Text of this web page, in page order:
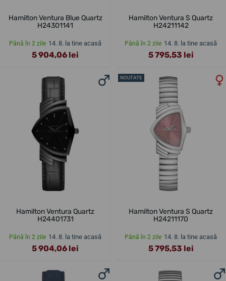
Hamilton Ventura Blue Quartz
H24301141
Până în 2 zile 14. 8. la tine acasă
5 904,06 lei
Hamilton Ventura S Quartz
H24211142
Până în 2 zile 14. 8. la tine acasă
5 795,53 lei
Hamilton Ventura Quartz
H24401731
Până în 2 zile 14. 8. la tine acasă
5 904,06 lei
NOUTATE
Hamilton Ventura S Quartz
H24211170
Până în 2 zile 14. 8. la tine acasă
5 795,53 lei